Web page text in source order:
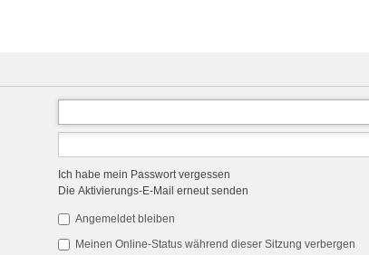
Ich habe mein Passwort vergessen
Die Aktivierungs-E-Mail erneut senden
Angemeldet bleiben
Meinen Online-Status während dieser Sitzung verbergen